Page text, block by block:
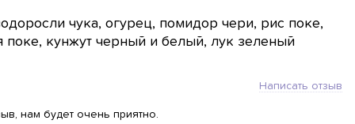
чука, огурец, помидор чери, рис поке,
поке, кунжут черный и белый, лук зеленый
Написать отзыв
нам будет очень приятно.